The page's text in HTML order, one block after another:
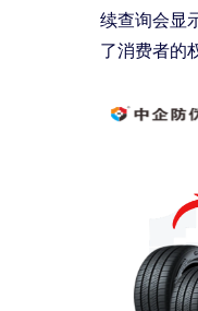
续查询会显
了消费者的